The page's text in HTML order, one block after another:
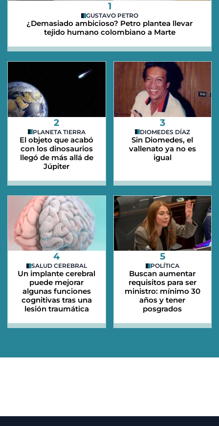
1
GUSTAVO PETRO
¿Demasiado ambicioso? Petro plantea llevar
tejido humano colombiano a Marte
2
PLANETA TIERRA
El objeto que acabó
con los dinosaurios
llegó de más allá de
Júpiter
3
DIOMEDES DÍAZ
Sin Diomedes, el
vallenato ya no es
igual
4
SALUD CEREBRAL
Un implante cerebral
puede mejorar
algunas funciones
cognitivas tras una
lesión traumática
5
POLÍTICA
Buscan aumentar
requisitos para ser
ministro: mínimo 30
años y tener
posgrados